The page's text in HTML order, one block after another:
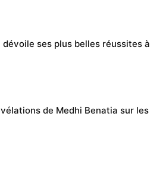
dévoile ses plus belles réussites à
de Medhi Benatia sur les